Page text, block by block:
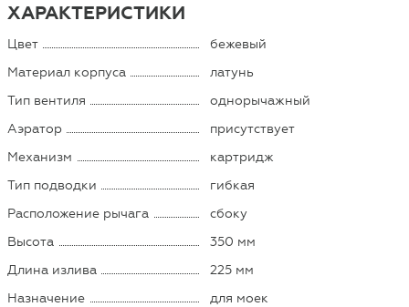
ХАРАКТЕРИСТИКИ
Цвет
бежевый
Материал корпуса
латунь
Тип вентиля
однорычажный
Аэратор
присутствует
Механизм
картридж
Тип подводки
гибкая
Расположение рычага
сбоку
Высота
350 мм
Длина излива
225 мм
Назначение
для моек